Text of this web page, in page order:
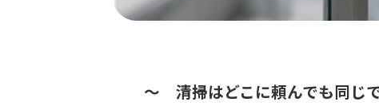
～ 清掃はどこに頼んでも同じ